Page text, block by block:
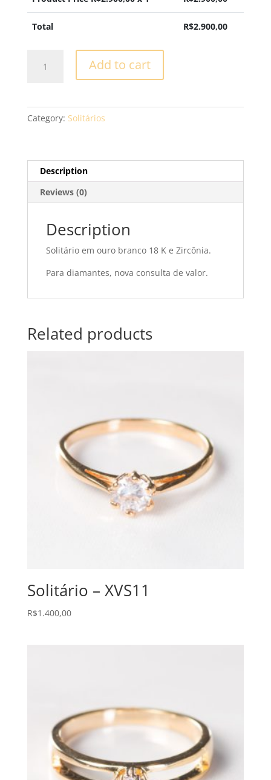
Total R$2.900,00
Add to cart
Category: Solitários
Description
Reviews (0)
Description
Solitário em ouro branco 18 K e Zircônia.
Para diamantes, nova consulta de valor.
Related products
Solitário – XVS11
R$1.400,00